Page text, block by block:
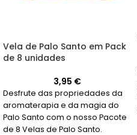
Vela de Palo Santo em Pack
de 8 unidades
3,95 €
Desfrute das propriedades da
aromaterapia e da magia do
Palo Santo com o nosso Pacote
de 8 Velas de Palo Santo.